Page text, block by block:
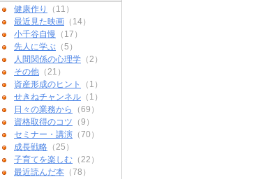
健康作り
（11）
最近見た映画 （14）
小千谷自慢 （17）
先人に学ぶ （5）
人間関係の心理学 （2）
その他 （21）
資産形成のヒント
（1）
せきねチャンネル （1）
日々の業務から
（69）
資格取得のコツ （9）
セミナー・講演 （70）
成長戦略 （25）
子育てを楽しむ （22）
最近読んだ本 （78）